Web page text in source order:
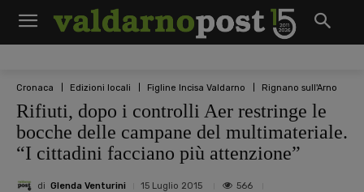
Cronaca Edizioni locali Figline Incisa Valdarno Rignano sull'Arno
Rifiuti, dopo i controlli Aer restringe le
bocche delle campane del multimateriale.
“I cittadini facciano più attenzione”
di Glenda Venturini 15 Luglio 2015 566